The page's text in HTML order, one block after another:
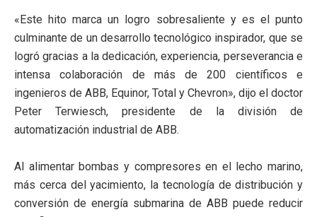
«Este hito marca un logro sobresaliente y es el punto
culminante de un desarrollo tecnológico inspirador, que se
logró gracias a la dedicación, experiencia, perseverancia e
intensa colaboración de más de 200 científicos e
ingenieros de ABB, Equinor, Total y Chevron», dijo el doctor
Peter Terwiesch, presidente de la división de
automatización industrial de ABB.
Al alimentar bombas y compresores en el lecho marino,
más cerca del yacimiento, la tecnología de distribución y
conversión de energía submarina de ABB puede reducir